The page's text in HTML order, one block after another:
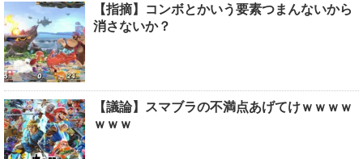
【指摘】コンボとかいう要素つまんないから
消さないか？
【議論】スマブラの不満点あげてけｗｗｗｗ
ｗｗｗ